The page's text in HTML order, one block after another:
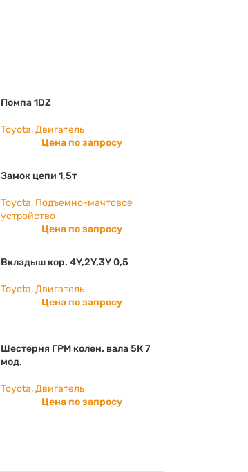
Помпа 1DZ
Toyota, Двигатель
Цена по запросу
Замок цепи 1,5т
Toyota, Подъемно-мачтовое
устройство
Цена по запросу
Вкладыш кор. 4Y,2Y,3Y 0,5
Toyota, Двигатель
Цена по запросу
Шестерня ГРМ колен. вала 5К 7
мод.
Toyota, Двигатель
Цена по запросу